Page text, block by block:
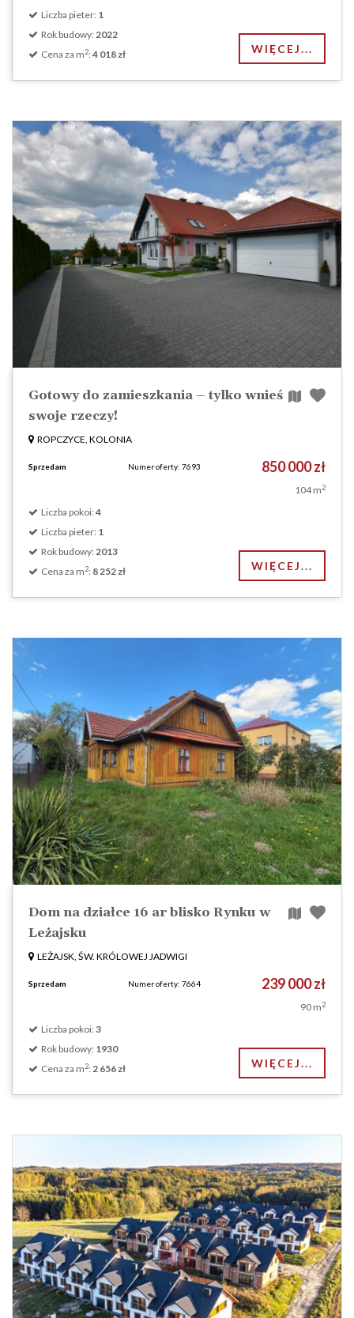
Liczba pieter: 1
Rok budowy:2022
Cena za m2:4 018 zł WIĘCEJ...
Gotowy do zamieszkania – tylko wnieś
swoje rzeczy!
ROPCZYCE, KOLONIA
Sprzedam Numer oferty: 7693 850 000 zł
104 m2
Liczba pokoi:4
Liczba pieter: 1
Rok budowy:2013
Cena za m2: 8 252 zł WIĘCEJ...
Dom na działce 16 ar blisko Rynku w
Leżajsku
LEŻAJSK, ŚW. KRÓLOWEJ JADWIGI
Sprzedam Numer oferty: 7664 239 000 zł
90 m2
Liczba pokoi:3
Rok budowy: 1930
Cena za m2:2 656 zł WIĘCEJ...